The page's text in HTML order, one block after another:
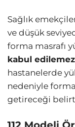
Sağlık
ve düşük
forma masrafı
kabul edilemez
hastanelerde
nedeniyle
getireceği